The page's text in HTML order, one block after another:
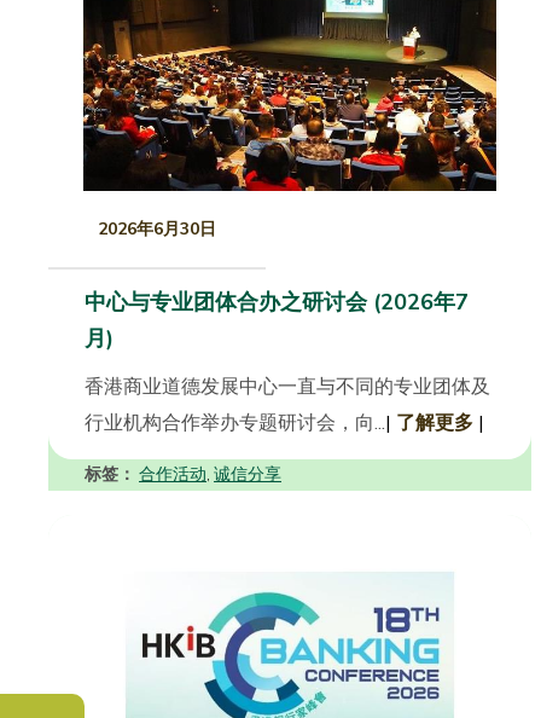
2026年6月30日
中心与专业团体合办之研讨会 (2026年7
月)
香港商业道德发展中心一直与不同的专业团体及
行业机构合作举办专题研讨会，向...| 了解更多 |
标签： 合作活动, 诚信分享